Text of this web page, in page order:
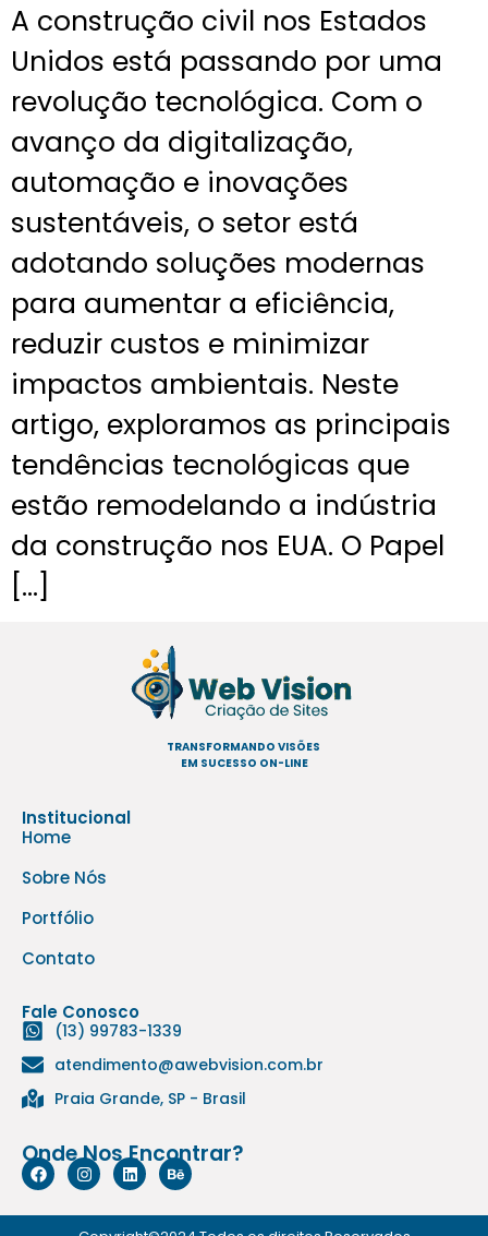
A construção civil nos Estados
Unidos está passando por uma
revolução tecnológica. Com o
avanço da digitalização,
automação e inovações
sustentáveis, o setor está
adotando soluções modernas
para aumentar a eficiência,
reduzir custos e minimizar
impactos ambientais. Neste
artigo, exploramos as principais
tendências tecnológicas que
estão remodelando a indústria
da construção nos EUA. O Papel
[…]
TRANSFORMANDO VISÕES
EM SUCESSO ON-LINE
Institucional
Home
Sobre Nós
Portfólio
Contato
Fale Conosco
(13) 99783-1339
atendimento@awebvision.com.br
Praia Grande, SP - Brasil
Onde Nos Encontrar?